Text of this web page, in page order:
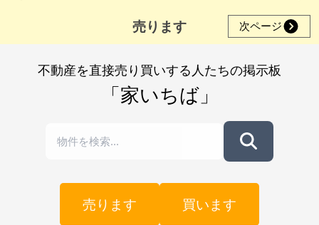
売ります 次ページ
不動産を直接売り買いする人たちの掲示板
「家いちば」
売ります 買います